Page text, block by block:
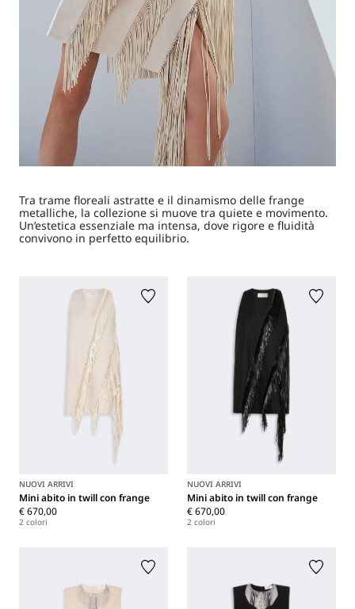
Tra trame floreali astratte e il dinamismo delle frange
metalliche, la collezione si muove tra quiete e movimento.
Un’estetica essenziale ma intensa, dove rigore e fluidità
convivono in perfetto equilibrio.
NUOVI ARRIVI
Mini abito in twill con frange
€ 670,00
2 colori
NUOVI ARRIVI
Mini abito in twill con frange
€ 670,00
2 colori